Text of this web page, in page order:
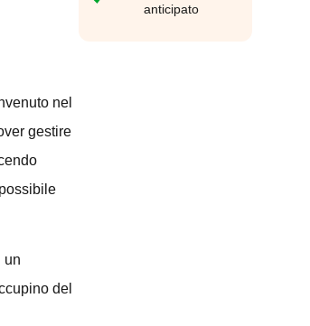
nel
gestire
un
del
anticipato